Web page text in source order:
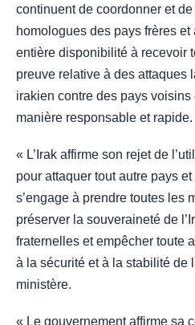
continuent de coordonner et
homologues des pays frères
entière disponibilité à recevoir
preuve relative à des attaques
irakien contre des pays voisins
manière responsable et rapide.
« L’Irak affirme son rejet de
pour attaquer tout autre pays
s’engage à prendre toutes les
préserver la souveraineté de
fraternelles et empêcher toute
à la sécurité et à la stabilité de
ministère.
« Le gouvernement affirme sa